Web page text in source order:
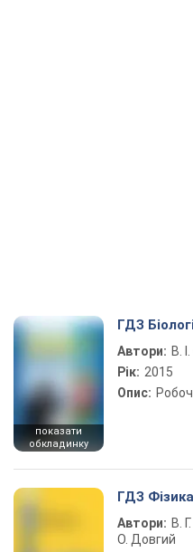
показати
обкладинку
ГДЗ
Автори: В.
Рік: 2015
Опис:
ГДЗ
Автори: В.
О. Довгий